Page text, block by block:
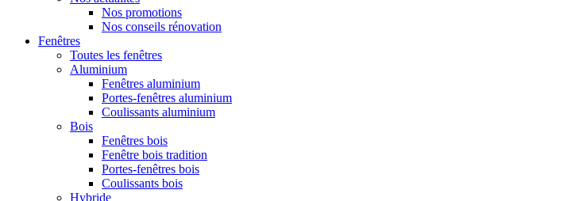
Nos promotions
Nos conseils rénovation
Fenêtres
Toutes les fenêtres
Aluminium
Fenêtres aluminium
Portes-fenêtres aluminium
Coulissants aluminium
Bois
Fenêtres bois
Fenêtre bois tradition
Portes-fenêtres bois
Coulissants bois
Hybride